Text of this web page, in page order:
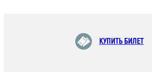
КУПИТЬ БИЛЕТ